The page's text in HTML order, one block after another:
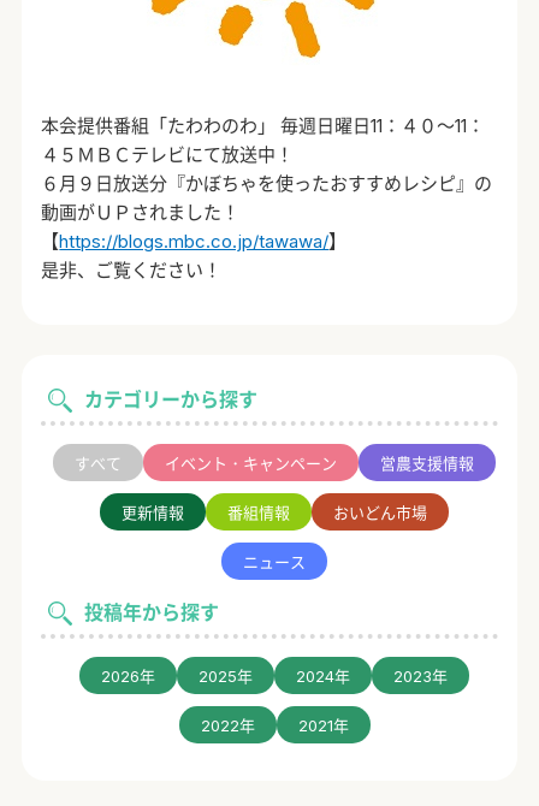
カテゴリーから探す
すべて イベント・キャンペーン 営農支援情報
更新情報 番組情報 おいどん市場
ニュース
投稿年から探す
2026年 2025年 2024年 2023年
2022年 2021年
本会提供番組「たわわのわ」 毎週日曜日11：４０～11：
４５ＭＢＣテレビにて放送中！
６月９日放送分『かぼちゃを使ったおすすめレシピ』の
動画がＵＰされました！
【https://blogs.mbc.co.jp/tawawa/】
是非、ご覧ください！